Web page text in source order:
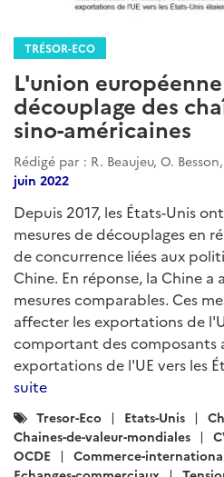
TRÉSOR-ECO
L'union
découplage des
sino-américaines
Rédigé par : R. Beaujeu, O.
juin 2022
Depuis 2017, les États-Unis
mesures de découplages en
de concurrence liées aux
Chine. En réponse, la Chine
mesures comparables. Ces
affecter les exportations de
comportant des composants
exportations de l'UE vers les
suite
Catégories
:
Tresor-Eco Etats-Unis
Chaines-de-valeur-mondiales
OCDE
Commerce-